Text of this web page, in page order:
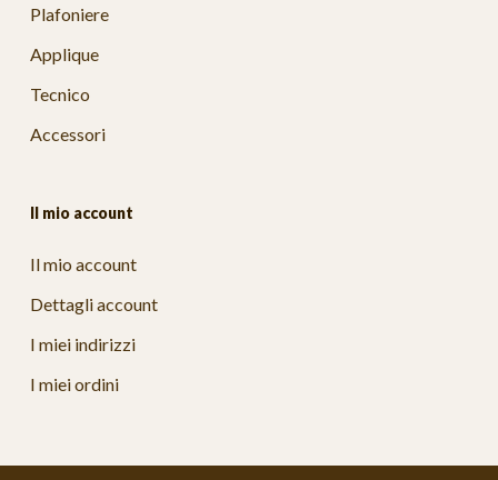
Plafoniere
Applique
Tecnico
Accessori
Il mio account
Il mio account
Dettagli account
I miei indirizzi
I miei ordini